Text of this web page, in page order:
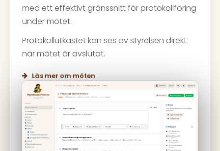
med ett effektivt gränssnitt för protokollföring
under mötet.
Protokollutkastet kan ses av styrelsen direkt
när mötet är avslutat.
Läs mer om möten